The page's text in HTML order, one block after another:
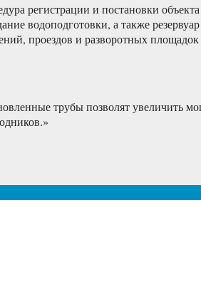
регистрации и постановки
водоподготовки, а также
проездов и разворотных
трубы позволят увеличить